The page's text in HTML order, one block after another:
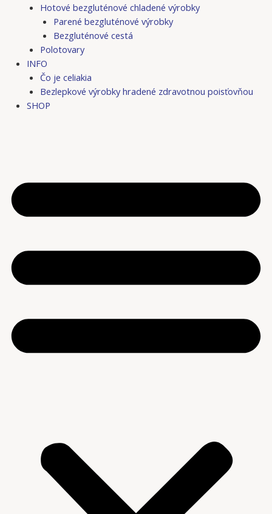
Hotové bezgluténové chladené výrobky
Parené bezgluténové výrobky
Bezgluténové cestá
Polotovary
INFO
Čo je celiakia
Bezlepkové výrobky hradené zdravotnou poisťovňou
SHOP